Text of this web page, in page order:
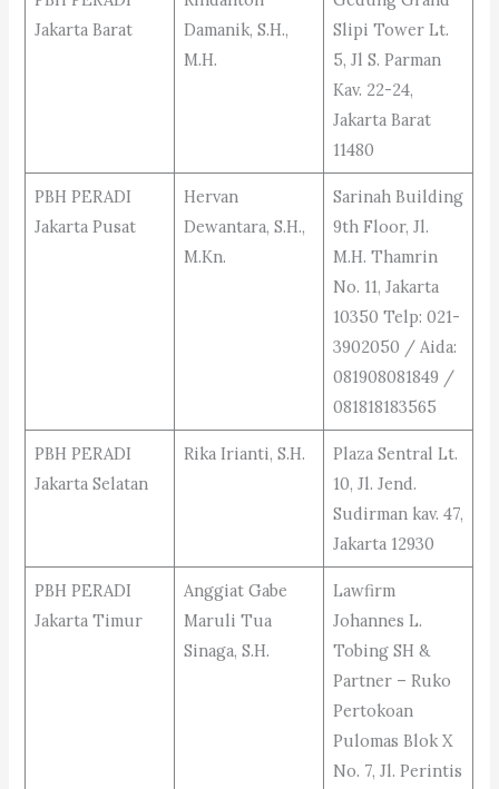
Jakarta Barat
Damanik, S.H.,
M.H.
Slipi Tower Lt.
5, Jl S. Parman
Kav. 22-24,
Jakarta Barat
11480
PBH PERADI
Jakarta Pusat
Hervan
Dewantara, S.H.,
M.Kn.
Sarinah Building
9th Floor, Jl.
M.H. Thamrin
No. 11, Jakarta
10350 Telp: 021-
3902050 / Aida:
081908081849 /
081818183565
PBH PERADI
Jakarta Selatan
Rika Irianti, S.H.
Plaza Sentral Lt.
10, Jl. Jend.
Sudirman kav. 47,
Jakarta 12930
PBH PERADI
Jakarta Timur
Anggiat Gabe
Maruli Tua
Sinaga, S.H.
Lawfirm
Johannes L.
Tobing SH &
Partner – Ruko
Pertokoan
Pulomas Blok X
No. 7, Jl. Perintis